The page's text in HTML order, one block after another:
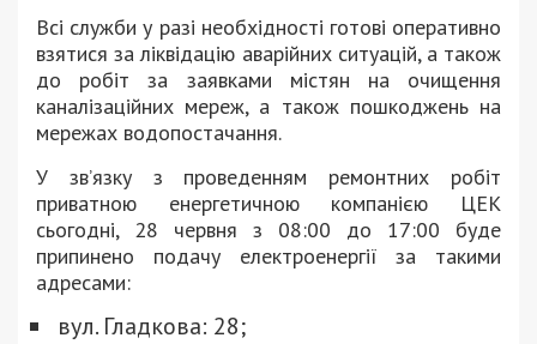
Всі служби у разі необхідності готові оперативно
взятися за ліквідацію аварійних ситуацій, а також
до робіт за заявками містян на очищення
каналізаційних мереж, а також пошкоджень на
мережах водопостачання.
У зв’язку з проведенням ремонтних робіт
приватною енергетичною компанією ЦЕК
сьогодні, 28 червня з 08:00 до 17:00 буде
припинено подачу електроенергії за такими
адресами:
вул. Гладкова: 28;